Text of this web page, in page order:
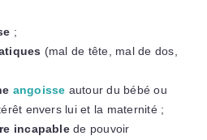
;
(mal de tête, mal de dos,
angoisse autour du bébé ou
envers lui et la maternité ;
incapablede pouvoir